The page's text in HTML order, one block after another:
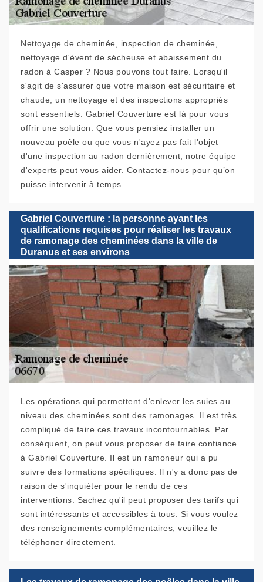
Nettoyage de cheminée, inspection de cheminée,
nettoyage d'évent de sécheuse et abaissement du
radon à Casper ? Nous pouvons tout faire. Lorsqu'il
s'agit de s'assurer que votre maison est sécuritaire et
chaude, un nettoyage et des inspections appropriés
sont essentiels. Gabriel Couverture est là pour vous
offrir une solution. Que vous pensiez installer un
nouveau poêle ou que vous n'ayez pas fait l'objet
d'une inspection au radon dernièrement, notre équipe
d'experts peut vous aider. Contactez-nous pour qu’on
puisse intervenir à temps.
Gabriel Couverture : la personne ayant les
qualifications requises pour réaliser les travaux
de ramonage des cheminées dans la ville de
Duranus et ses environs
Les opérations qui permettent d'enlever les suies au
niveau des cheminées sont des ramonages. Il est très
compliqué de faire ces travaux incontournables. Par
conséquent, on peut vous proposer de faire confiance
à Gabriel Couverture. Il est un ramoneur qui a pu
suivre des formations spécifiques. Il n'y a donc pas de
raison de s'inquiéter pour le rendu de ces
interventions. Sachez qu'il peut proposer des tarifs qui
sont intéressants et accessibles à tous. Si vous voulez
des renseignements complémentaires, veuillez le
téléphoner directement.